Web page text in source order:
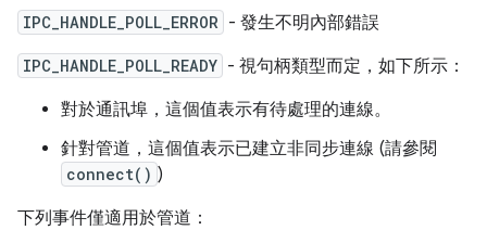
IPC_HANDLE_POLL_ERROR - 發生不明內部錯誤
IPC_HANDLE_POLL_READY - 視句柄類型而定，如下所示：
對於通訊埠，這個值表示有待處理的連線。
針對管道，這個值表示已建立非同步連線 (請參閱
connect() )
下列事件僅適用於管道：